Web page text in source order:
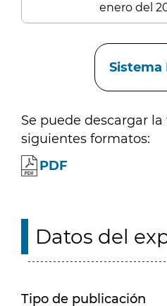
enero del
Sistema
Se puede descargar
siguientes formatos:
PDF
Datos del
Tipo de publicación